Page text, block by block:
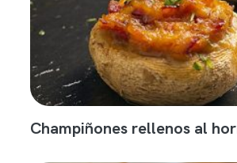
Champiñones rellenos al